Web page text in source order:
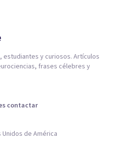
y curiosos. Artículos
frases célebres y
contactar
de América